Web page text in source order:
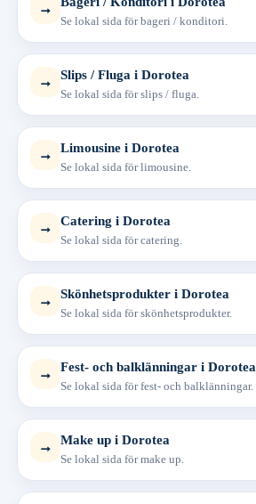
→
Se lokal sida för bageri / konditori.
→ Slips / Fluga i Dorotea
Se lokal sida för slips / fluga.
→ Limousine i Dorotea
Se lokal sida för limousine.
→ Catering i Dorotea
Se lokal sida för catering.
→ Skönhetsprodukter i Dorotea
Se lokal sida för skönhetsprodukter.
→ Fest- och balklänningar i Dorotea
Se lokal sida för fest- och balklänningar.
→ Make up i Dorotea
Se lokal sida för make up.